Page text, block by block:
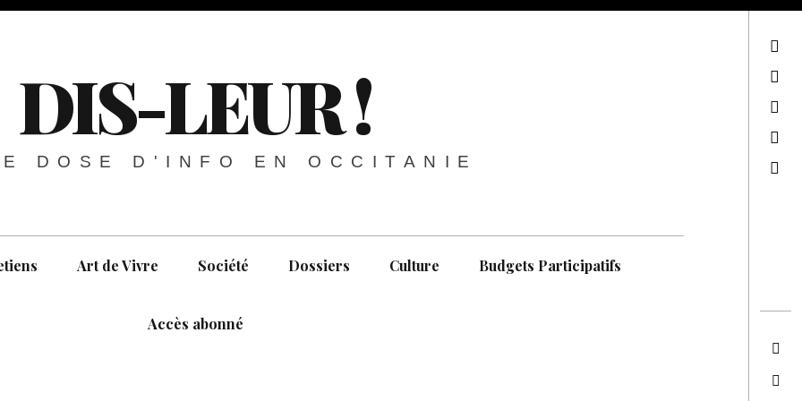
DIS-LEUR !
DOSE D'INFO EN OCCITANIE
Art de Vivre Société Dossiers Culture Budgets Participatifs
Accès abonné